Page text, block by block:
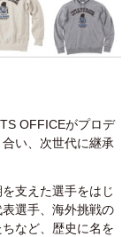
OFFICEがプロデ
い、次世代に継承
支えた選手をはじ
選手、海外挑戦の
など、歴史に名を